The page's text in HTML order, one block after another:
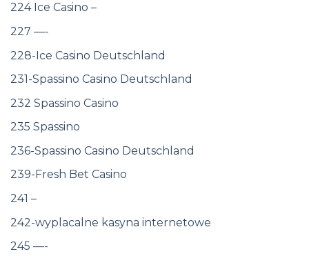
224 Ice Casino –
227 —-
228-Ice Casino Deutschland
231-Spassino Casino Deutschland
232 Spassino Casino
235 Spassino
236-Spassino Casino Deutschland
239-Fresh Bet Casino
241 –
242-wyplacalne kasyna internetowe
245 —-